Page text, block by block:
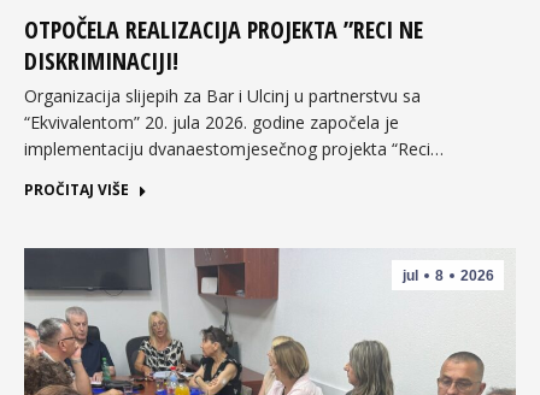
OTPOČELA REALIZACIJA PROJEKTA ”RECI NE
DISKRIMINACIJI!
Organizacija slijepih za Bar i Ulcinj u partnerstvu sa
“Ekvivalentom” 20. jula 2026. godine započela je
implementaciju dvanaestomjesečnog projekta “Reci…
PROČITAJ VIŠE
jul 8 2026